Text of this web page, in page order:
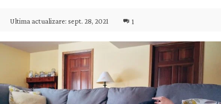
Ultima actualizare: sept. 28, 2021 1